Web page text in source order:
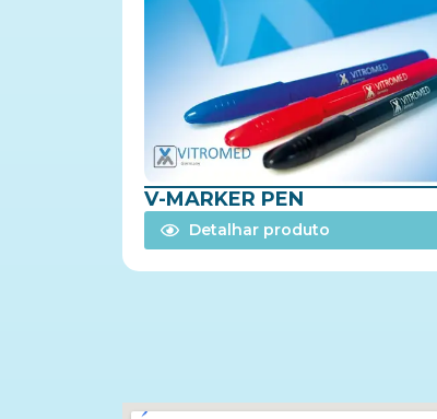
V-MARKER PEN
Detalhar produto